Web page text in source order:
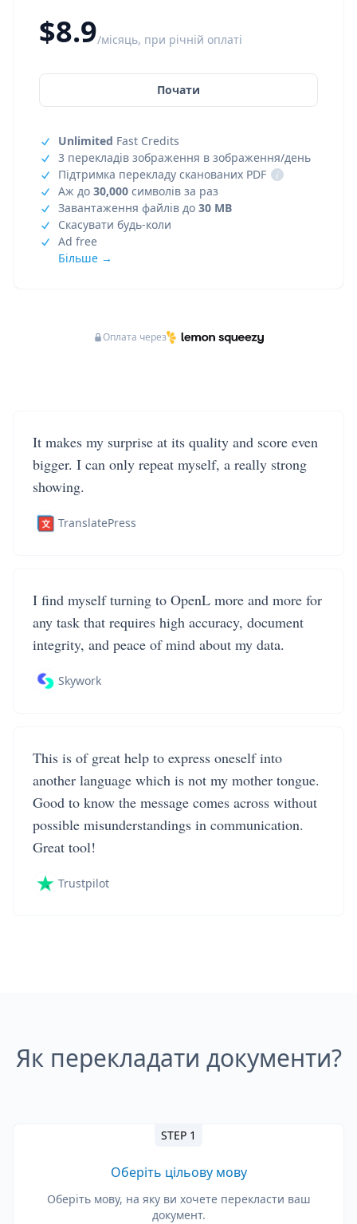
$8.9/місяць, при річній оплаті
Почати
Unlimited Fast Credits
3 перекладів зображення в зображення/день
Підтримка перекладу сканованих PDF
i
Аж до 30,000 символів за раз
Завантаження файлів до 30 MB
Скасувати будь-коли
Ad free
Більше →
Оплата через
It makes my surprise at its quality and score even
bigger. I can only repeat myself, a really strong
showing.
TranslatePress
I find myself turning to OpenL more and more for
any task that requires high accuracy, document
integrity, and peace of mind about my data.
Skywork
This is of great help to express oneself into
another language which is not my mother tongue.
Good to know the message comes across without
possible misunderstandings in communication.
Great tool!
Trustpilot
Як перекладати документи?
STEP 1
Оберіть цільову мову
Оберіть мову, на яку ви хочете перекласти ваш
документ.